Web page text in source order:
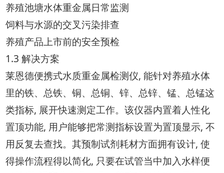
养殖池塘水体重金属日常监测
饲料与水源的交叉污染排查
养殖产品上市前的安全预检
1.3 解决方案
莱恩德便携式水质重金属检测仪, 能针对养殖水体
里的铁、总铁、铜、总铜、锌、总锌、锰、总锰这
类指标, 展开快速测定工作。该仪器内置着人性化
置顶功能, 用户能够把常测指标设置为置顶显示, 不
用反复去查找。其预制试剂耗材方面拥有设计, 使
得操作流程得以简化, 只要在试管当中加入水样便